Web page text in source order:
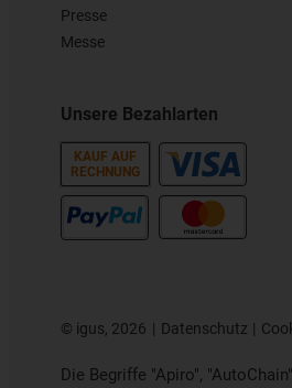
Presse
Messe
Unsere Bezahlarten
KAUF AUF
RECHNUNG
© igus, 2026 Datenschutz
Die Begriffe "Apiro",